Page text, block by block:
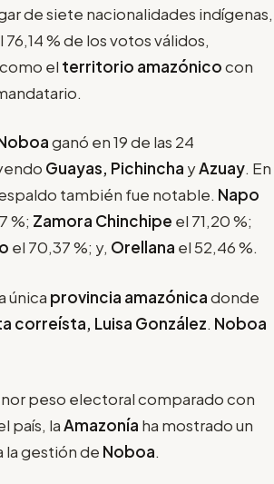
de siete nacionalidades indígenas,
% de los votos válidos,
el territorio amazónicocon
ganó en 19 de las 24
Guayas, Pichincha yAzuay. En
también fue notable. Napo
%; Zamora Chinchipe el 71,20 %;
el 70,37 %; y, Orellana el 52,46 %.
única provincia amazónicadonde
correísta, Luisa González. Noboa
peso electoral comparado con
país, laAmazonía ha mostrado un
la gestión de Noboa.